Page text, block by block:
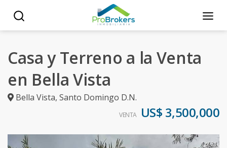
Casa y Terreno a la Venta
en Bella Vista
Bella Vista, Santo Domingo D.N.
VENTA US$ 3,500,000
1 of 21